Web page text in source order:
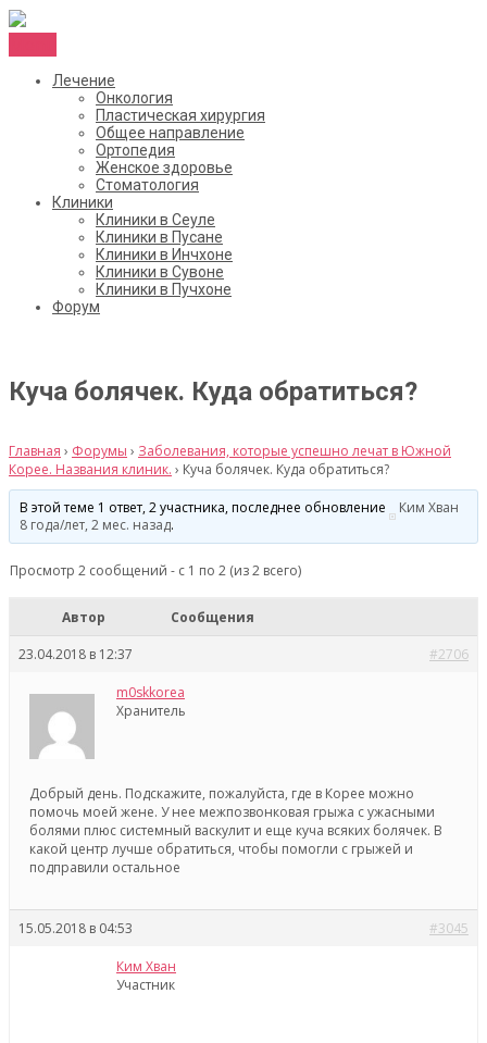
Лечение
Онкология
Пластическая хирургия
Общее направление
Ортопедия
Женское здоровье
Стоматология
Клиники
Клиники в Сеуле
Клиники в Пусане
Клиники в Инчхоне
Клиники в Сувоне
Клиники в Пучхоне
Форум
Куча болячек. Куда обратиться?
Главная › Форумы › Заболевания, которые успешно лечат в Южной
Корее. Названия клиник. › Куча болячек. Куда обратиться?
В этой теме 1 ответ, 2 участника, последнее обновление
Ким Хван
8 года/лет, 2 мес. назад.
Просмотр 2 сообщений - с 1 по 2 (из 2 всего)
Автор
Сообщения
23.04.2018 в 12:37
#2706
m0skkorea
Хранитель
Добрый день. Подскажите, пожалуйста, где в Корее можно
помочь моей жене. У нее межпозвонковая грыжа с ужасными
болями плюс системный васкулит и еще куча всяких болячек. В
какой центр лучше обратиться, чтобы помогли с грыжей и
подправили остальное
15.05.2018 в 04:53 #3045
Ким Хван
Участник